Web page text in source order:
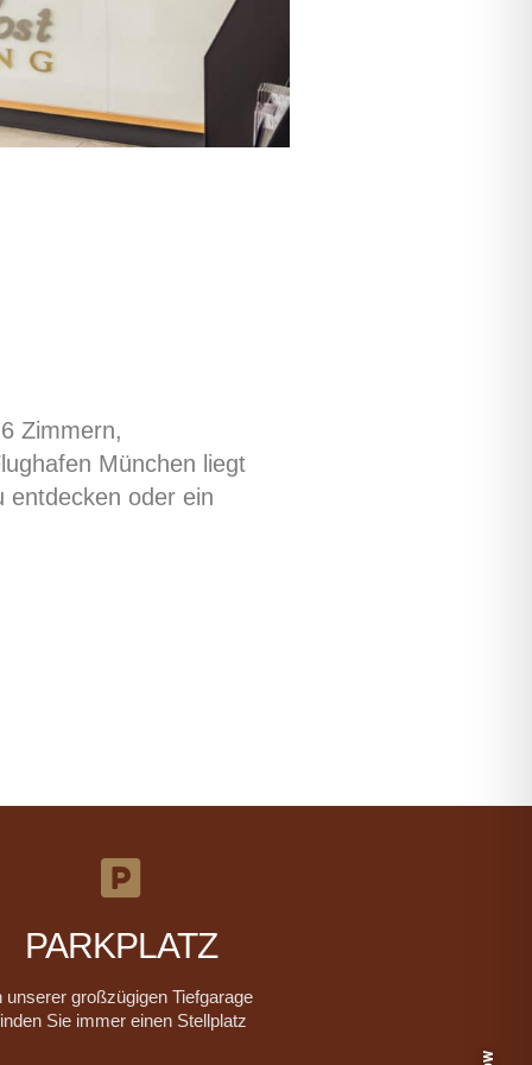
Zimmern,
München liegt
entdecken oder ein
PARKPLATZ
unserer großzügigen Tiefgarage
Sie immer einen Stellplatz